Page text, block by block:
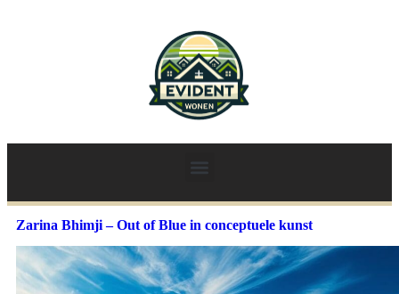
Zarina Bhimji – Out of Blue in conceptuele kunst